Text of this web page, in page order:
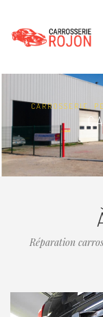
CARROSSERIE,
Réparation